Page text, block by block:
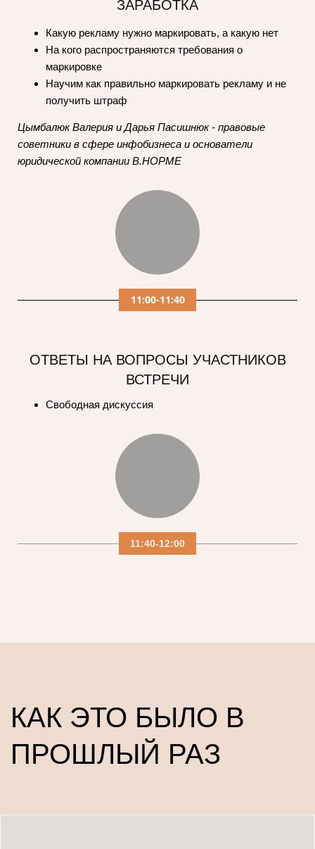
11:00-11:40
ЗАРАБОТКА
Какую рекламу нужно маркировать, а какую нет
На кого распространяются требования о
маркировке
Научим как правильно маркировать рекламу и не
получить штраф
Цымбалюк Валерия и Дарья Пасишнюк - правовые
советники в сфере инфобизнеса и основатели
юридической компании В.НОРМЕ
11:40-12:00
ОТВЕТЫ НА ВОПРОСЫ УЧАСТНИКОВ
ВСТРЕЧИ
Свободная дискуссия
КАК ЭТО БЫЛО В
ПРОШЛЫЙ РАЗ